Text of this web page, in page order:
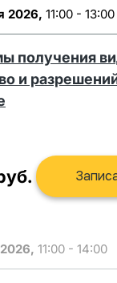
2026, 11:00 - 13:00
получения
и
11:00 - 14:00